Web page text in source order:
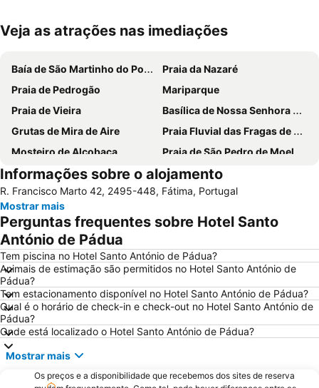
Ampliar mapa
Veja as atrações nas imediações
Baía de São Martinho do Porto
Praia da Nazaré
Praia de Pedrogão
Mariparque
Praia de Vieira
Basílica de Nossa Senhora do Rosário de Fátima
Grutas de Mira de Aire
Praia Fluvial das Fragas de S. Simão
Mosteiro de Alcobaça
Praia de São Pedro de Moel
Salir do Porto
Torre Pentagonal de Dornes
Paredes de Vitória
Capela das Apariçoes
Sítio da Nazaré
Estádio Municipal de Leiria
Fluvial da Aldeia do Mato
Fluvial do Penedo Furado
Praia Fluvial de Fernandaires
Osso da Baleia
Castelo de Almourol
Estação Rodoviária de Fátima
Museu da Fábrica de Cimento Maceira-Lis
Igreja Paroquial de Pataias
Praia Norte
Praia Fluvial da Zaboeira
Praia Fluvial de Aldeia Ana de Aviz
Praia Fluvial Fragas de São Simão
Parque Vale do Ribeiro de São Pedro de Moel
Informações sobre o alojamento
R. Francisco Marto 42, 2495-448, Fátima, Portugal
Mostrar mais
Perguntas frequentes sobre Hotel Santo
António de Pádua
Tem piscina no Hotel Santo António de Pádua?
Animais de estimação são permitidos no Hotel Santo António de
Pádua?
Tem estacionamento disponível no Hotel Santo António de Pádua?
Qual é o horário de check-in e check-out no Hotel Santo António de
Pádua?
Onde está localizado o Hotel Santo António de Pádua?
Mostrar mais
Os preços e a disponibilidade que recebemos dos sites de reserva